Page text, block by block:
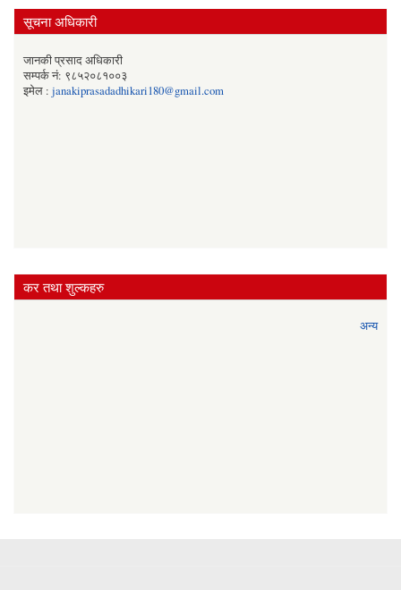
सूचना अधिकारी
जानकी प्रसाद अधिकारी
सम्पर्क नं: ९८५२०८१००३
इमेल : janakiprasadadhikari180@gmail.com
कर तथा शुल्कहरु
अन्य